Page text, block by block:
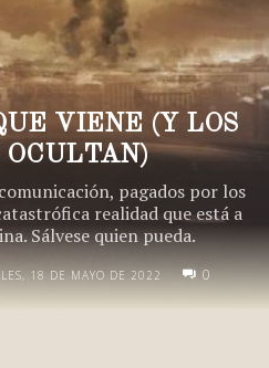
VIENE (Y LOS
OCULTAN)
pagados por los
realidad que está a
Sálvese quien pueda.
18 DE MAYO DE 2022 0